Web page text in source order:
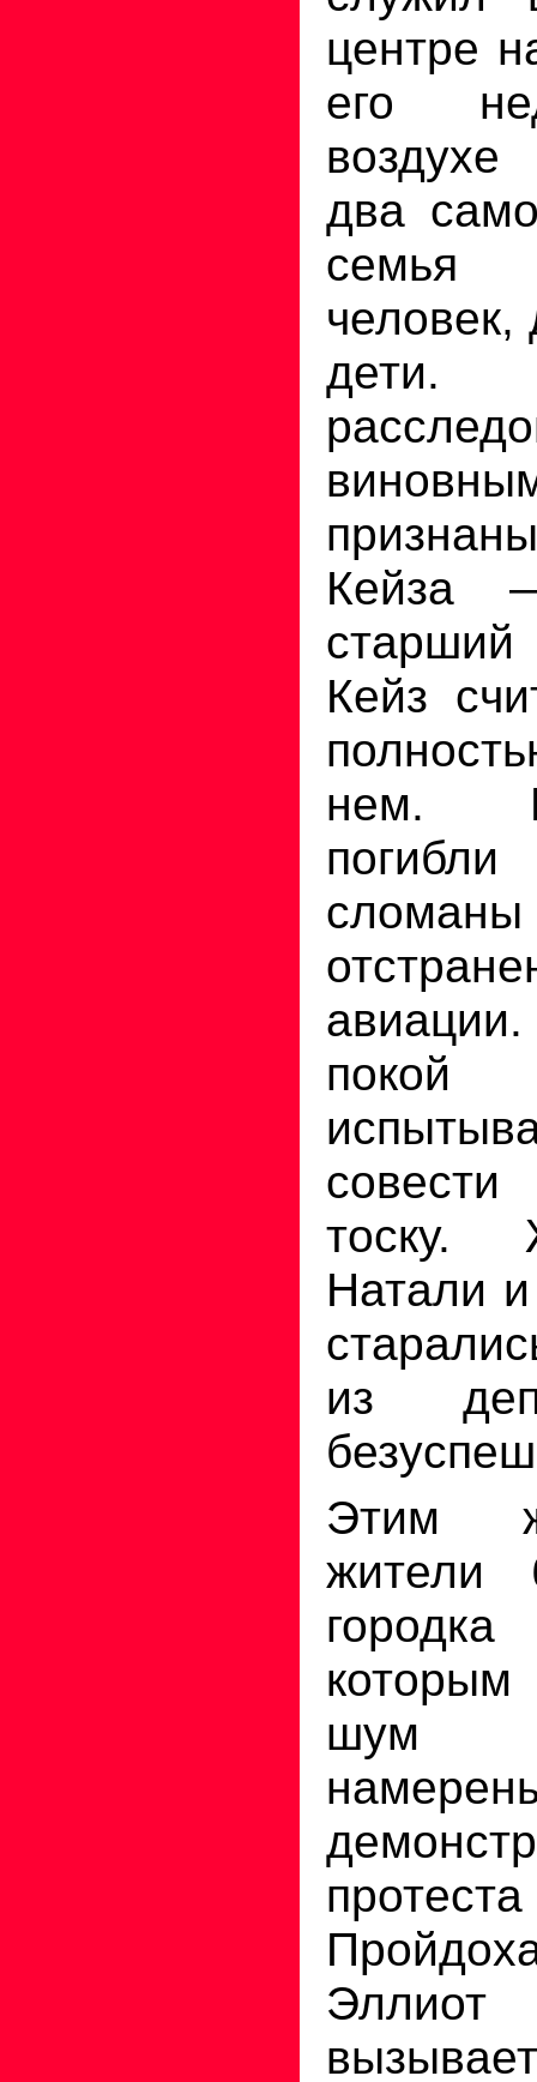
центре
его
два
семья
Кейза
старший
Кейз
нем.
сломаны
тоску.
Натали
из
Этим
жители
шум